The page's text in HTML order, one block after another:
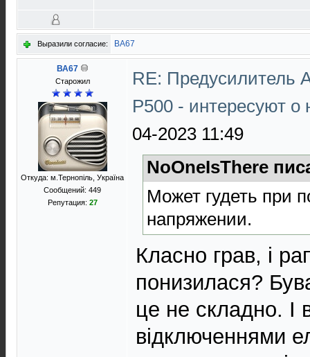
Выразили согласие: ВА67
ВА67
Старожил
Откуда: м.Тернопіль, Україна
Сообщений: 449
Репутация: 27
RE: Предусилитель
P500 - интересуют
04-2023 11:49
NoOneIsThere
Может гудеть при
напряжении.
Класно грав, і
понизилася?
це не складно. І
відключеннями